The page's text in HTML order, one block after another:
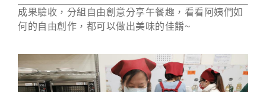
成果驗收，分組自由創意分享午餐趣，看看阿姨們如
何的自由創作，都可以做出美味的佳餚~